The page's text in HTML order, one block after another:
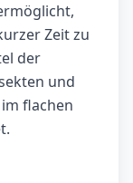
Zeit zu
der
und
flachen